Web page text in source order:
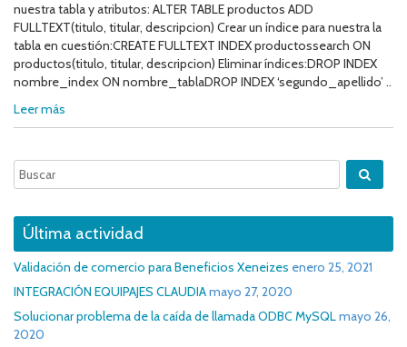
nuestra tabla y atributos: ALTER TABLE productos ADD
FULLTEXT(titulo, titular, descripcion) Crear un índice para nuestra la
tabla en cuestión:CREATE FULLTEXT INDEX productossearch ON
productos(titulo, titular, descripcion) Eliminar índices:DROP INDEX
nombre_index ON nombre_tablaDROP INDEX ‘segundo_apellido’ ..
Leer más
Última actividad
Validación de comercio para Beneficios Xeneizes enero 25, 2021
INTEGRACIÓN EQUIPAJES CLAUDIAmayo 27, 2020
Solucionar problema de la caída de llamada ODBC MySQLmayo 26,
2020